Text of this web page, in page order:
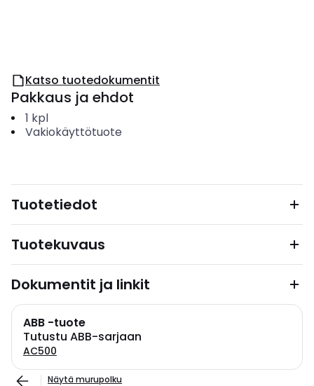
Katso tuotedokumentit
Pakkaus ja ehdot
1 kpl
Vakiokäyttötuote
Tuotetiedot
Tuotekuvaus
Dokumentit ja linkit
ABB -tuote
Tutustu ABB-sarjaan
AC500
Näytä murupolku